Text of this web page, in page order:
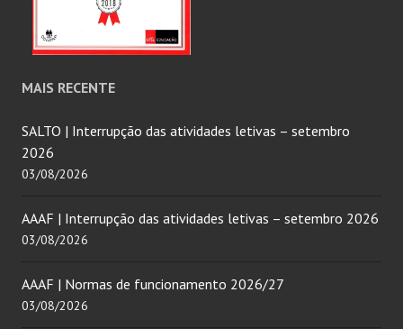
MAIS RECENTE
SALTO | Interrupção das atividades letivas – setembro
2026
03/08/2026
AAAF | Interrupção das atividades letivas – setembro 2026
03/08/2026
AAAF | Normas de funcionamento 2026/27
03/08/2026